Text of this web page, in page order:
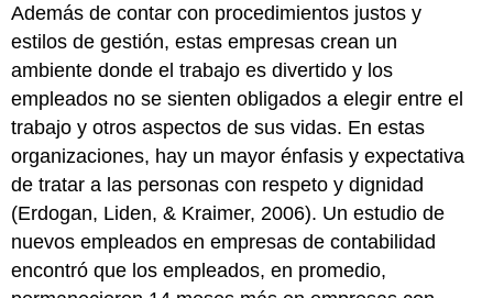
Además de contar con procedimientos justos y
estilos de gestión, estas empresas crean un
ambiente donde el trabajo es divertido y los
empleados no se sienten obligados a elegir entre el
trabajo y otros aspectos de sus vidas. En estas
organizaciones, hay un mayor énfasis y expectativa
de tratar a las personas con respeto y dignidad
(Erdogan, Liden, & Kraimer, 2006). Un estudio de
nuevos empleados en empresas de contabilidad
encontró que los empleados, en promedio,